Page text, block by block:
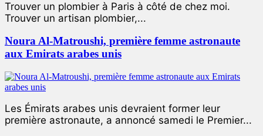
Trouver un plombier à Paris à côté de chez moi.
Trouver un artisan plombier,...
Noura Al-Matroushi, première femme astronaute
aux Emirats arabes unis
Les Émirats arabes unis devraient former leur
première astronaute, a annoncé samedi le Premier...